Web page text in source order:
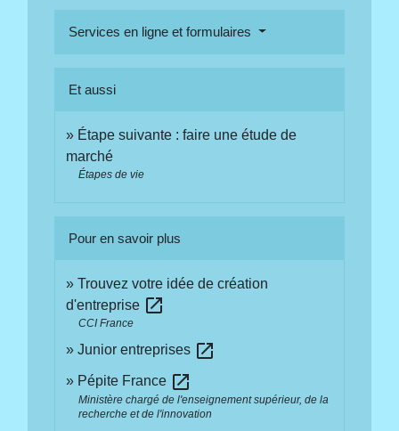
Services en ligne et formulaires
Et aussi
Étape suivante : faire une étude de
marché
Étapes de vie
Pour en savoir plus
Trouvez votre idée de création
d'entreprise open_in_new
CCI France
Junior entreprises open_in_new
Pépite France open_in_new
Ministère chargé de l'enseignement supérieur, de la
recherche et de l'innovation